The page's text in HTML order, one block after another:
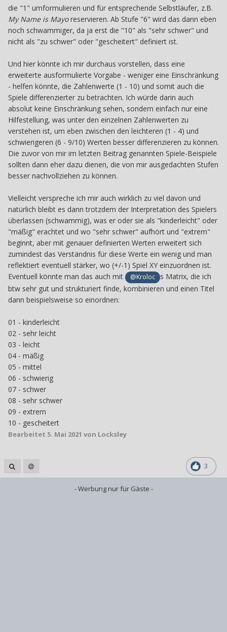
die "1" umformulieren und für entsprechende Selbstläufer, z.B.
My Name is Mayoreservieren. Ab Stufe "6" wird das dann eben
noch schwammiger, da ja erst die "10" als "sehr schwer" und
nicht als "zu schwer" oder "gescheitert" definiert ist.
Und hier könnte ich mir durchaus vorstellen, dass eine
erweiterte ausformulierte Vorgabe - weniger eine Einschränkung
- helfen könnte, die Zahlenwerte (1 - 10) und somit auch die
Spiele differenzierter zu betrachten. Ich würde darin auch
absolut keine Einschränkung sehen, sondern einfach nur eine
Hilfestellung, was unter den einzelnen Zahlenwerten zu
verstehen ist, um eben zwischen den leichteren (1 - 4) und
schwierigeren (6 - 9/10) Werten besser differenzieren zu können.
Die zuvor von mir im letzten Beitrag genannten Spiele-Beispiele
sollten dann eher dazu dienen, die von mir ausgedachten Stufen
besser nachvollziehen zu können.
Vielleicht verspreche ich mir auch wirklich zu viel davon und
natürlich bleibt es dann trotzdem der Interpretation des Spielers
überlassen (schwammig), was er oder sie als "kinderleicht" oder
"mäßig" erachtet und wo "sehr schwer" aufhört und "extrem"
beginnt, aber mit genauer definierten Werten erweitert sich
zumindest das Verständnis für diese Werte ein wenig und man
reflektiert eventuell stärker, wo (+/-1) Spiel XY einzuordnen ist.
Eventuell könnte man das auch mit
@Kroloc
s Matrix, die ich
btw sehr gut und strukturiert finde, kombinieren und einen Titel
dann beispielsweise so einordnen:
01 - kinderleicht
02 - sehr leicht
03 - leicht
04 - mäßig
05 - mittel
06 - schwierig
07 - schwer
08 - sehr schwer
09 - extrem
10 - gescheitert
Bearbeitet 5. Mai 2021 von Locksley
3
- Werbung nur für Gäste -